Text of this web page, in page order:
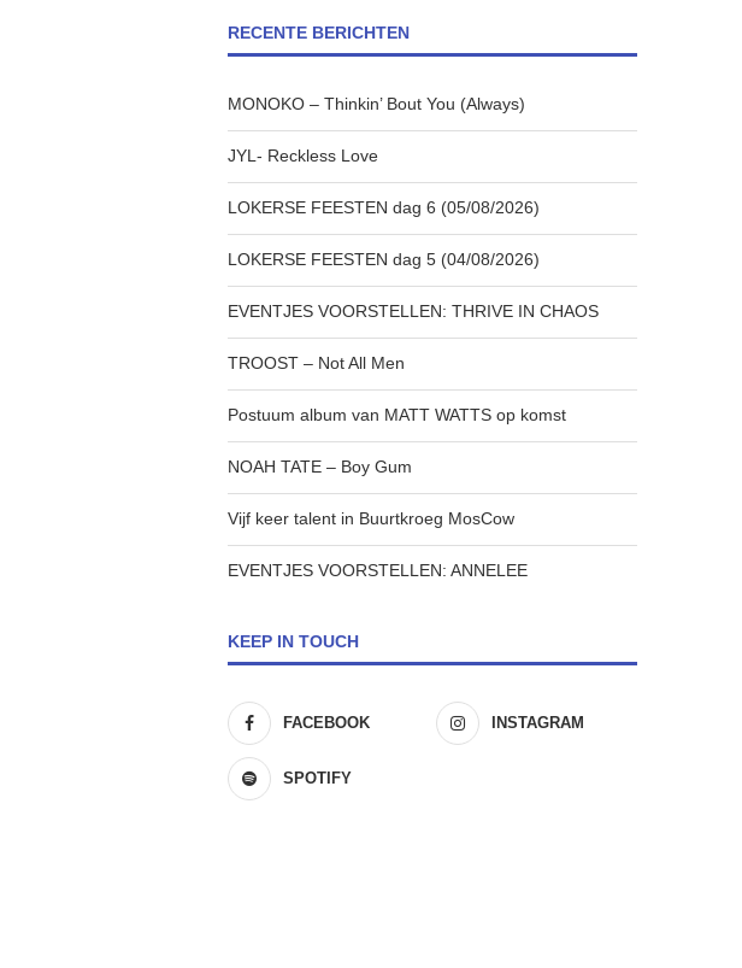
RECENTE BERICHTEN
MONOKO – Thinkin’ Bout You (Always)
JYL- Reckless Love
LOKERSE FEESTEN dag 6 (05/08/2026)
LOKERSE FEESTEN dag 5 (04/08/2026)
EVENTJES VOORSTELLEN: THRIVE IN CHAOS
TROOST – Not All Men
Postuum album van MATT WATTS op komst
NOAH TATE – Boy Gum
Vijf keer talent in Buurtkroeg MosCow
EVENTJES VOORSTELLEN: ANNELEE
KEEP IN TOUCH
FACEBOOK INSTAGRAM
SPOTIFY